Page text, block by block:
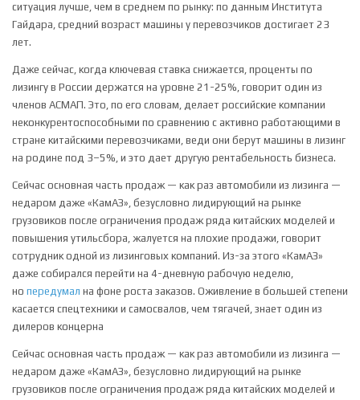
ситуация лучше, чем в среднем по рынку: по данным Института
Гайдара, средний возраст машины у перевозчиков достигает 23
лет.
Даже сейчас, когда ключевая ставка снижается, проценты по
лизингу в России держатся на уровне 21-25%, говорит один из
членов АСМАП. Это, по его словам, делает российские компании
неконкурентоспособными по сравнению с активно работающими в
стране китайскими перевозчиками, веди они берут машины в лизинг
на родине под 3–5%, и это дает другую рентабельность бизнеса.
Сейчас основная часть продаж — как раз автомобили из лизинга —
недаром даже «КамАЗ», безусловно лидирующий на рынке
грузовиков после ограничения продаж ряда китайских моделей и
повышения утильсбора, жалуется на плохие продажи, говорит
сотрудник одной из лизинговых компаний. Из-за этого «КамАЗ»
даже собирался перейти на 4-дневную рабочую неделю,
но передумал на фоне роста заказов. Оживление в большей степени
касается спецтехники и самосвалов, чем тягачей, знает один из
дилеров концерна
Сейчас основная часть продаж — как раз автомобили из лизинга —
недаром даже «КамАЗ», безусловно лидирующий на рынке
грузовиков после ограничения продаж ряда китайских моделей и